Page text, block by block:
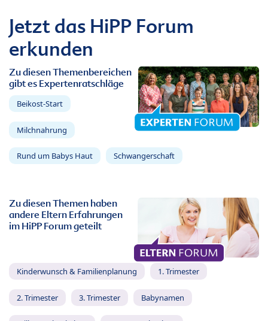
Jetzt das HiPP Forum
erkunden
Zu diesen Themenbereichen
gibt es Expertenratschläge
Beikost-Start
Milchnahrung
Rund um Babys Haut Schwangerschaft
Zu diesen Themen haben
andere Eltern Erfahrungen
im HiPP Forum geteilt
Kinderwunsch & Familienplanung 1. Trimester
2. Trimester 3. Trimester Babynamen